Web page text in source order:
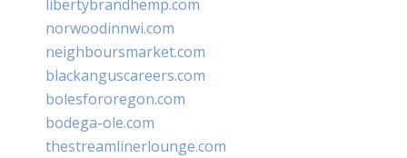
libertybrandhemp.com
norwoodinnwi.com
neighboursmarket.com
blackanguscareers.com
bolesfororegon.com
bodega-ole.com
thestreamlinerlounge.com